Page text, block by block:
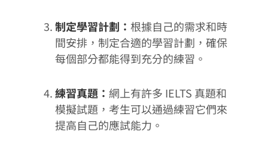
制定學習計劃： 根據自己的需求和時
間安排，制定合適的學習計劃，確保
每個部分都能得到充分的練習。
練習真題： 網上有許多 IELTS 真題和
模擬試題，考生可以通過練習它們來
提高自己的應試能力。